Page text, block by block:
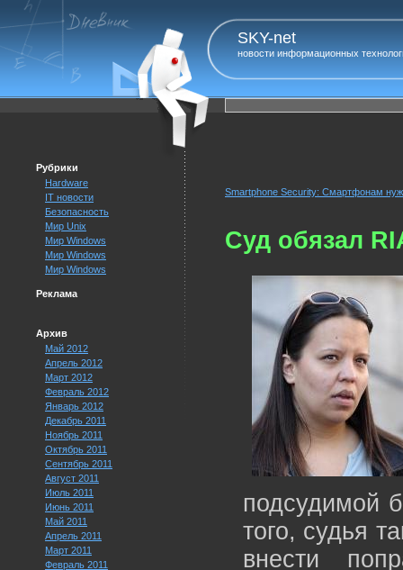
SKY-net
новости информационных
Рубрики
Hardware
IT новости
Безопасность
Мир Unix
Мир Windows
Мир Windows
Мир Windows
Реклама
Архив
Май 2012
Апрель 2012
Март 2012
Февраль 2012
Январь 2012
Декабрь 2011
Ноябрь 2011
Октябрь 2011
Сентябрь 2011
Август 2011
Июль 2011
Июнь 2011
Май 2011
Апрель 2011
Март 2011
Февраль 2011
Smartphone Security: Смартфонам
Суд обязал
подсудимой
того, судья
внести